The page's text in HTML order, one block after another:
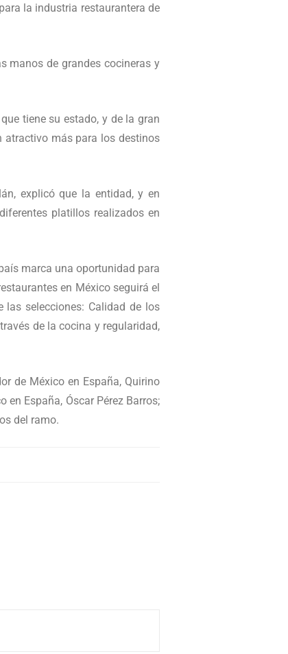
la industria restaurantera de
manos de grandes cocineras y
tiene su estado, y de la gran
atractivo más para los destinos
explicó que la entidad, y en
platillos realizados en
marca una oportunidad para
en México seguirá el
las selecciones: Calidad de los
de la cocina y regularidad,
de México en España, Quirino
en España, Óscar Pérez Barros;
del ramo.